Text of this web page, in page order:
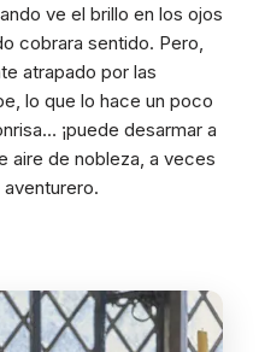
ve el brillo en los ojos
cobrara sentido. Pero,
atrapado por las
lo que lo hace un poco
¡puede desarmar a
aire de nobleza, a veces